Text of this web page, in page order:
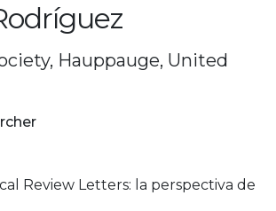
Hauppauge, United
Review Letters: la perspectiva de